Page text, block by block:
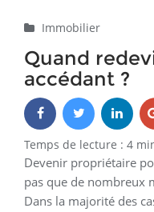
Immobilier
Quand
accédant ?
Temps de lecture : 4
Devenir propriétaire
pas que de nombreux
Dans la majorité des